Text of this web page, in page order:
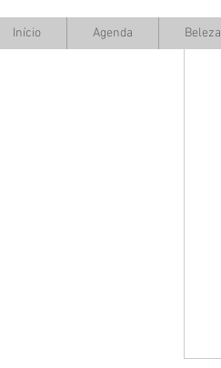
Início Agenda Beleza